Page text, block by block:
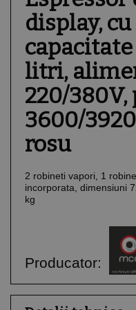
display,
capacitate
litri,
220/
3600/
rosu
2 robineti vapori, 1
incorporata, dimensiuni
kg
Producator: